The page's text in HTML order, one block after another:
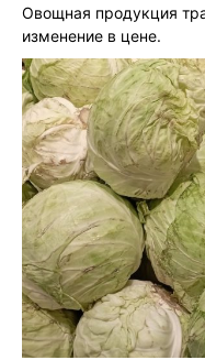
Овощная продукция
изменение в цене.